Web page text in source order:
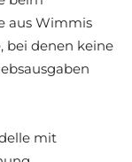
aus Wimmis
bei denen keine
mit